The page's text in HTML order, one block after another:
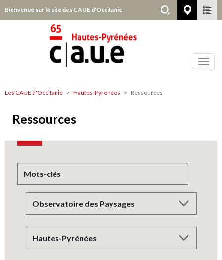
au
Bienvenue sur le site des CAUE d'Occitanie
Hautes-
Les CAUE d'Occitanie Hautes-Pyrénées Ressources
Ressources